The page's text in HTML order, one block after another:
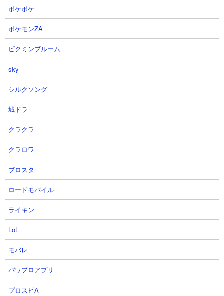
3体でいけてしまうのは驚きですが、クリアまでには30分以上かか
るそうです（苦笑）
４．ワルプルギスの夜 舞台装置の魔女 XX周目 魔
女キラーなしキョンシー1種攻略
【出撃メンバー】
【攻略概要】
「ひょう」さんの攻略動画です。キョンシーとスニャイパーだけ
ポケポケ
ポケモンZA
ピクミンブルーム
sky
シルクソング
城ドラ
クラクラ
クラロワ
ブロスタ
ロードモバイル
ライキン
LoL
モバレ
パワプロアプリ
プロスピA